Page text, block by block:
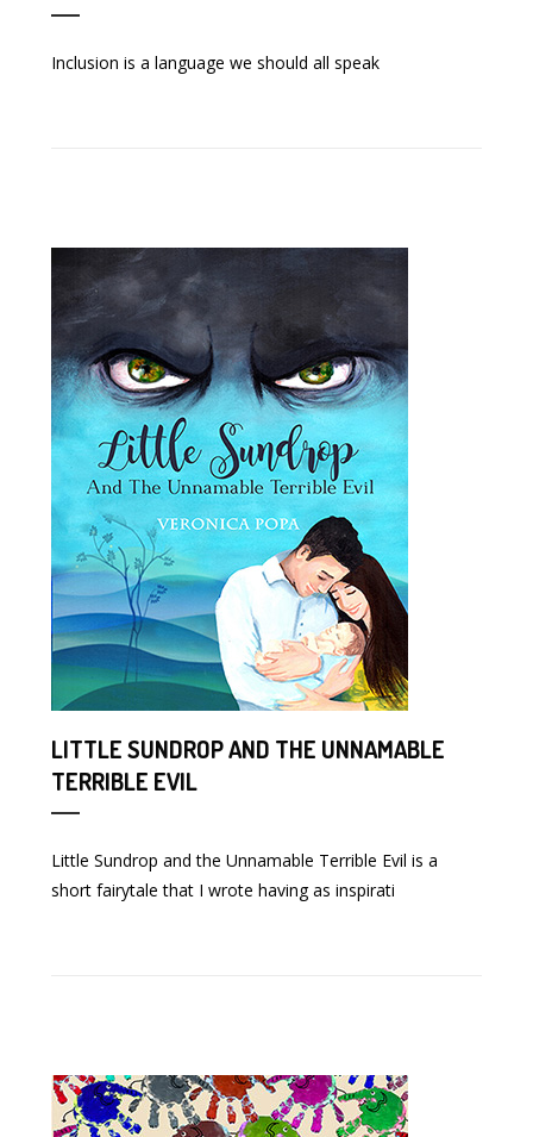
Inclusion is a language we should all speak
LITTLE SUNDROP AND THE UNNAMABLE
TERRIBLE EVIL
Little Sundrop and the Unnamable Terrible Evil is a
short fairytale that I wrote having as inspirati